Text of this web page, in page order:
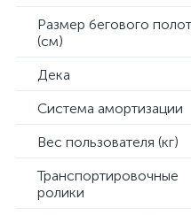
Размер бегового
(см)
Дека
Система амортизации
Вес пользователя (кг)
Транспортировочные
ролики